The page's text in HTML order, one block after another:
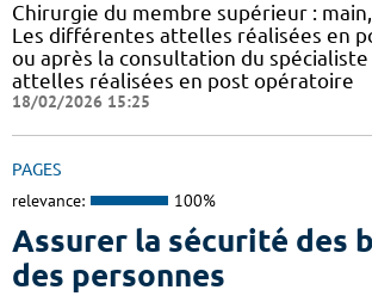
Chirurgie du membre supérieur :
Les différentes attelles réalisées en
ou après la consultation du
attelles réalisées en post opératoire
18/02/2026 15:25
PAGES
relevance: 100%
Assurer la sécurité des
des personnes